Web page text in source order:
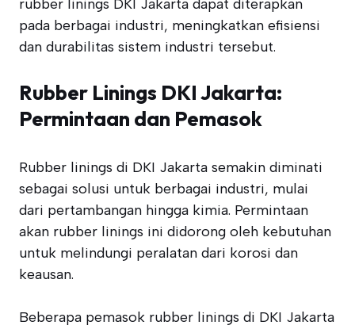
rubber linings DKI Jakarta dapat diterapkan
pada berbagai industri, meningkatkan efisiensi
dan durabilitas sistem industri tersebut.
Rubber Linings DKI Jakarta:
Permintaan dan Pemasok
Rubber linings di DKI Jakarta semakin diminati
sebagai solusi untuk berbagai industri, mulai
dari pertambangan hingga kimia. Permintaan
akan rubber linings ini didorong oleh kebutuhan
untuk melindungi peralatan dari korosi dan
keausan.
Beberapa pemasok rubber linings di DKI Jakarta